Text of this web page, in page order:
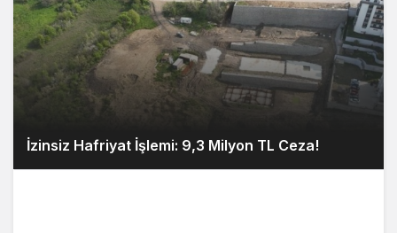
İzinsiz Hafriyat İşlemi: 9,3 Milyon TL Ceza!